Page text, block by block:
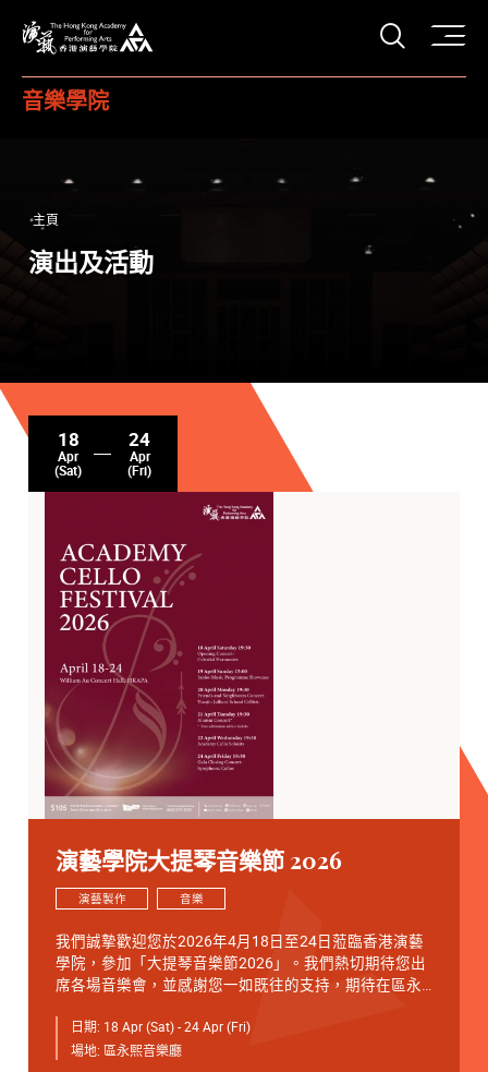
打開
音樂學院
主頁
演出及活動
18
Apr
(Sat)
24
Apr
(Fri)
演藝學院大提琴音樂節 2026
演藝製作 音樂
我們誠摯歡迎您於2026年4月18日至24日蒞臨香港演藝
學院，參加「大提琴音樂節2026」。我們熱切期待您出
席各場音樂會，並感謝您一如既往的支持，期待在區永
4月18日 星期六 19:30
日期: 18 Apr (Sat) - 24 Apr (Fri)
場地: 區永熙音樂廳